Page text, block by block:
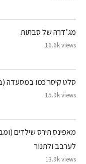
מג’דרה של סבתות
16.6k views
סלט קיסר כמו במסעדה
15.9k views
מאפינס תירס שילדים
לערבב ולתנור
13.9k views